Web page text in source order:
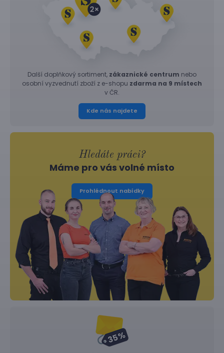
Další doplňkový sortiment, zákaznické centrum nebo
osobní vyzvednutí zboží z e-shopu zdarma na 9 místech
v ČR.
Kde nás najdete
Hledáte práci?
Máme pro vás volné místo
Prohlédnout nabídky